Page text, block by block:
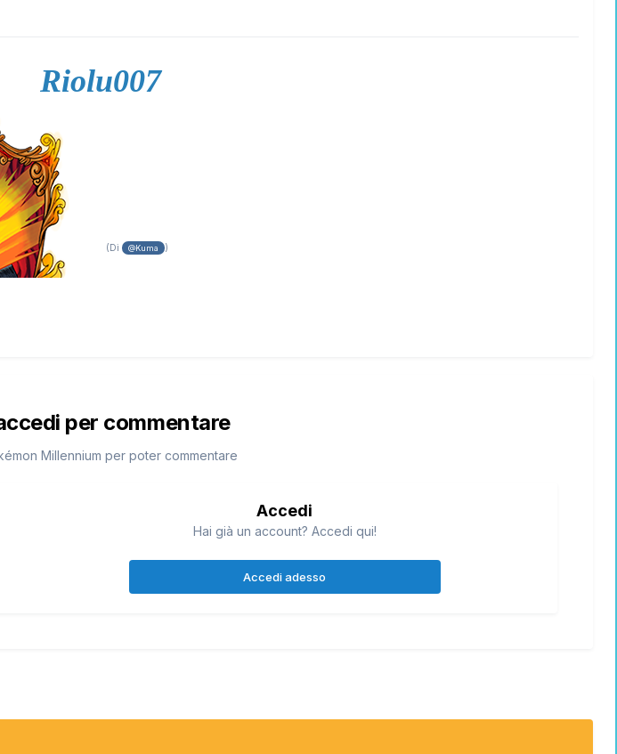
Riolu007
(Di @Kuma )
XD)
per commentare
Millennium per poter commentare
Accedi
Hai già un account? Accedi qui!
Accedi adesso